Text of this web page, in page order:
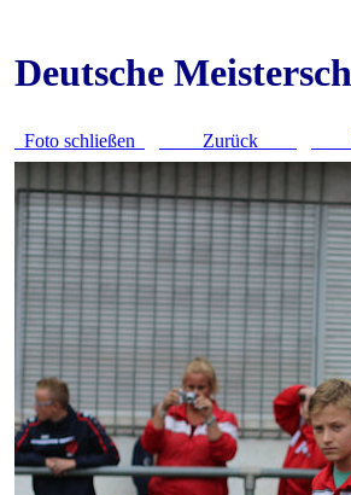
Deutsche
Foto schließen Zurück